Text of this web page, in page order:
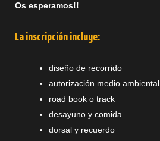
Os esperamos!!
La inscripción incluye:
diseño de recorrido
autorización medio ambiental
road book o track
desayuno y comida
dorsal y recuerdo